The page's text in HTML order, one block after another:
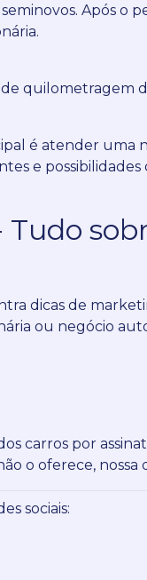
Após o
de quilometragem
é atender uma
e possibilidades
Tudo
dicas de
ou negócio
carros por
o oferece,
sociais: